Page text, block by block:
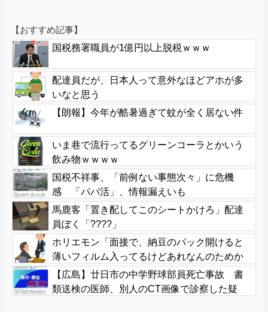
【おすすめ記事】
国税務署職員が1億円以上脱税ｗｗｗ
配達員だが、日本人って意外なほどアホが多
いなと思う
【朗報】今年が酷暑過ぎて蚊が全く居ない件
いま巷で流行ってるグリーンコーラとかいう
飲み物ｗｗｗｗ
国税不祥事、「前例ない事態次々」に危機
感 「パパ活」、情報漏えいも
馬鹿客「置き配してこのシートかけろ」配達
員ぼく「????」
ホリエモン「面接で、納豆のパック開けると
薄いフィルム入ってるけどあれなんのためか
教えてって聞くわけ」
【広島】廿日市の中学野球部員死亡事故 書
類送検の医師、別人のCT画像で診察した疑